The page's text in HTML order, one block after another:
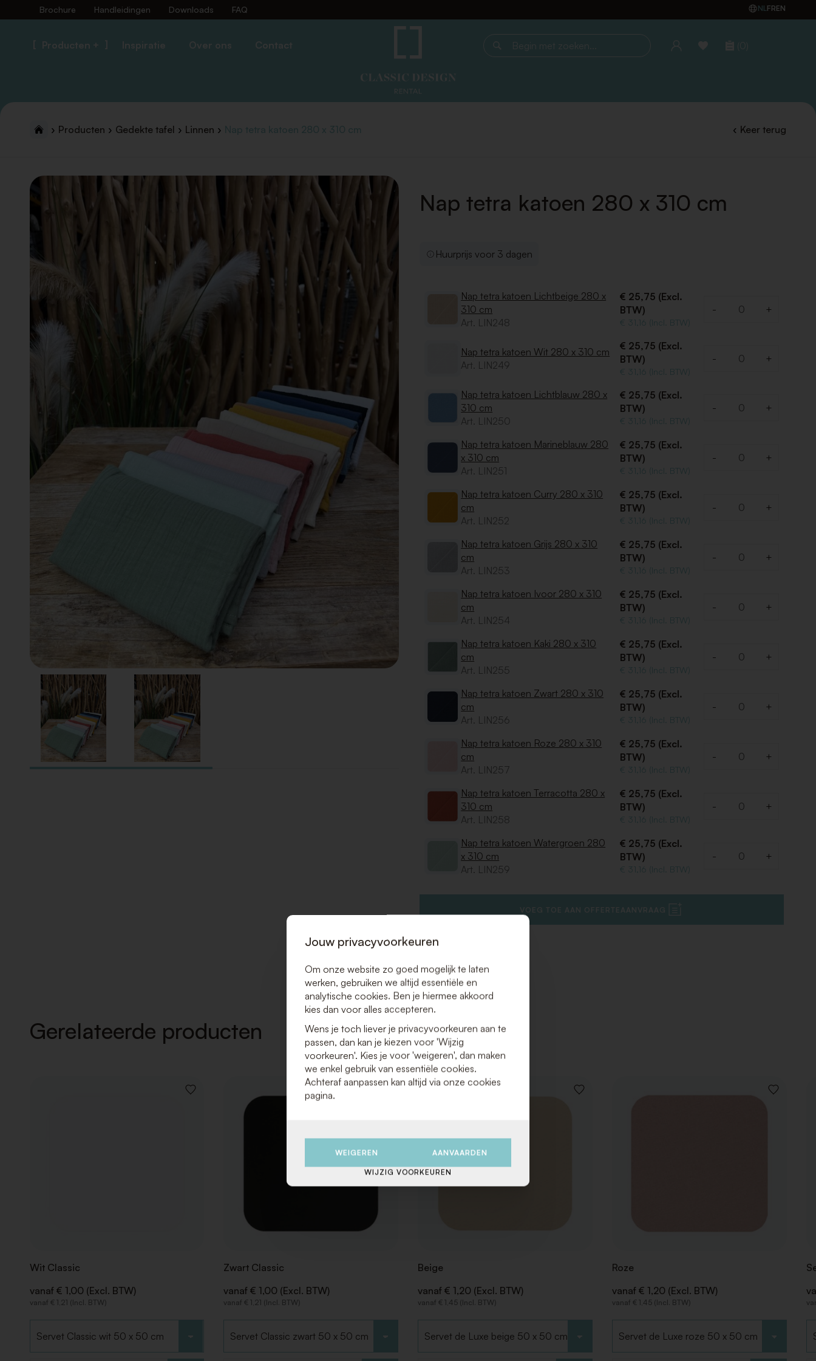
Brochure Handleidingen Downloads FAQ NLFREN
Producten + Inspiratie Over ons Contact
Begin met zoeken... (0)
Producten Gedekte tafel Linnen Nap tetra katoen 280 x 310 cm Keer terug
Nap tetra katoen 280 x 310 cm
Huurprijs voor 3 dagen
Nap tetra katoen Lichtbeige 280 x
310 cm
Art. LIN248
€ 25,75 (Excl.
BTW)
€ 31,16 (Incl. BTW)
- +
Nap tetra katoen Wit 280 x 310 cm
Art. LIN249
€ 25,75 (Excl.
BTW)
€ 31,16 (Incl. BTW)
- +
Nap tetra katoen Lichtblauw 280 x
310 cm
Art. LIN250
€ 25,75 (Excl.
BTW)
€ 31,16 (Incl. BTW)
- +
Nap tetra katoen Marineblauw 280
x 310 cm
Art. LIN251
€ 25,75 (Excl.
BTW)
€ 31,16 (Incl. BTW)
- +
Nap tetra katoen Curry 280 x 310
cm
Art. LIN252
€ 25,75 (Excl.
BTW)
€ 31,16 (Incl. BTW)
- +
Nap tetra katoen Grijs 280 x 310
cm
Art. LIN253
€ 25,75 (Excl.
BTW)
€ 31,16 (Incl. BTW)
- +
Nap tetra katoen Ivoor 280 x 310
cm
Art. LIN254
€ 25,75 (Excl.
BTW)
€ 31,16 (Incl. BTW)
- +
Nap tetra katoen Kaki 280 x 310
cm
Art. LIN255
€ 25,75 (Excl.
BTW)
€ 31,16 (Incl. BTW)
- +
Nap tetra katoen Zwart 280 x 310
cm
Art. LIN256
€ 25,75 (Excl.
BTW)
€ 31,16 (Incl. BTW)
- +
Nap tetra katoen Roze 280 x 310
cm
Art. LIN257
€ 25,75 (Excl.
BTW)
€ 31,16 (Incl. BTW)
- +
Nap tetra katoen Terracotta 280 x
310 cm
Art. LIN258
€ 25,75 (Excl.
BTW)
€ 31,16 (Incl. BTW)
- +
Nap tetra katoen Watergroen 280
x 310 cm
Art. LIN259
€ 25,75 (Excl.
BTW)
€ 31,16 (Incl. BTW)
- +
VOEG TOE AAN OFFERTEAANVRAAG
Gerelateerde producten
VOEG
Wit Classic
vanaf € 1,00 (Excl. BTW)
vanaf € 1,21 (Incl. BTW)
Zwart Classic
vanaf € 1,00 (Excl. BTW)
vanaf € 1,21 (Incl. BTW)
VOEG
Beige
vanaf € 1,20 (Excl. BTW)
vanaf € 1,45 (Incl. BTW)
VOEG
Roze
vanaf € 1,20 (Excl. BTW)
vanaf € 1,45 (Incl. BTW)
Jouw privacyvoorkeuren
Om onze website zo goed mogelijk te laten
werken, gebruiken we altijd essentiële en
analytische cookies. Ben je hiermee akkoord
kies dan voor alles accepteren.
Wens je toch liever je privacyvoorkeuren aan te
passen, dan kan je kiezen voor 'Wijzig
voorkeuren'. Kies je voor 'weigeren', dan maken
we enkel gebruik van essentiële cookies.
Achteraf aanpassen kan altijd via onze cookies
pagina.
WEIGEREN AANVAARDEN
WIJZIG VOORKEUREN